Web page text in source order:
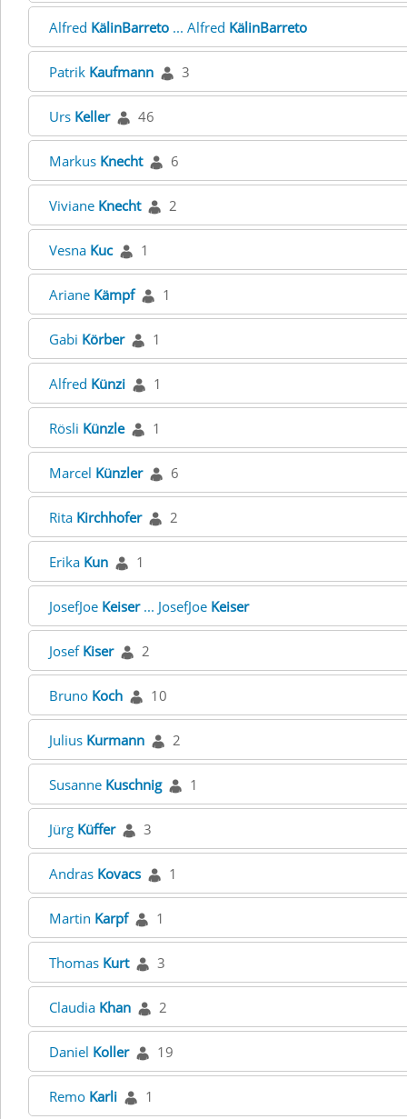
Alfred KälinBarreto ... Alfred KälinBarreto
Patrik Kaufmann 3
Urs Keller 46
Markus Knecht 6
Viviane Knecht 2
Vesna Kuc 1
Ariane Kämpf 1
Gabi Körber 1
Alfred Künzi 1
Rösli Künzle 1
Marcel Künzler 6
Rita Kirchhofer 2
Erika Kun 1
JosefJoe Keiser... JosefJoe Keiser
Josef Kiser 2
Bruno Koch 10
Julius Kurmann 2
Susanne Kuschnig 1
Jürg Küffer 3
Andras Kovacs 1
Martin Karpf 1
Thomas Kurt 3
Claudia Khan 2
Daniel Koller 19
Remo Karli 1